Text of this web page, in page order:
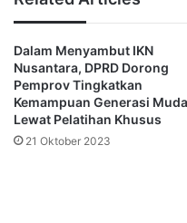
kedepannya dengan
seperti contoh pasar
agar tidak terjadi inflasi
“Jangan sampai terjadi
Dan dengan adanya
terus menekan inflasi
Dalam Menyambut IKN
Nusantara, DPRD Dorong
Pemprov Tingkatkan
Kemampuan Generasi Muda
Lewat Pelatihan Khusus
21 Oktober 2023